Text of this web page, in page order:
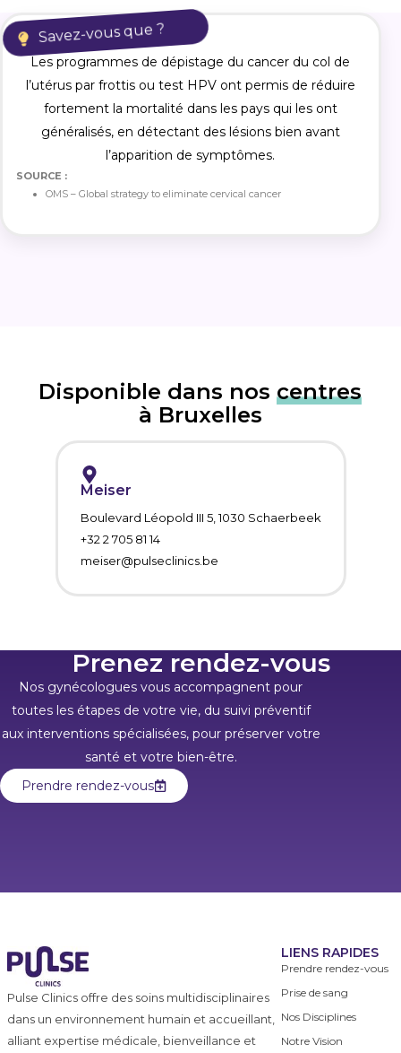
Savez-vous que ?
Les programmes de dépistage du cancer du col de
l’utérus par frottis ou test HPV ont permis de réduire
fortement la mortalité dans les pays qui les ont
généralisés, en détectant des lésions bien avant
l’apparition de symptômes.
SOURCE :
OMS – Global strategy to eliminate cervical cancer
Disponible dans noscentres
à Bruxelles
Meiser
Boulevard Léopold III 5, 1030 Schaerbeek
+32 2 705 81 14
meiser@pulseclinics.be
Prenez rendez-vous
Nos gynécologues vous accompagnent pour
toutes les étapes de votre vie, du suivi préventif
aux interventions spécialisées, pour préserver votre
santé et votre bien-être.
Prendre rendez-vous
Pulse Clinics offre des soins multidisciplinaires
dans un environnement humain et accueillant,
alliant expertise médicale, bienveillance et
LIENS RAPIDES
Prendre rendez-vous
Prise de sang
Nos Disciplines
Notre Vision